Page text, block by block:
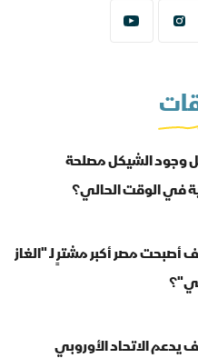
وجود الشيكل مصلحة
في الوقت الحالي؟
أصبحت مصر أكبر مشترٍ لـ "الغاز
يدعم الاتحاد الأوروبي